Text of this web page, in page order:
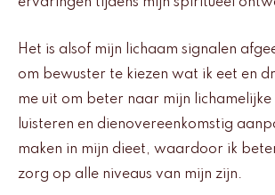
ervaringen tijdens mijn spiritueel
Het is alsof mijn lichaam signalen
om bewuster te kiezen wat ik eet en
me uit om beter naar mijn
luisteren en dienovereenkomstig
maken in mijn dieet, waardoor ik
zorg op alle niveaus van mijn zijn.